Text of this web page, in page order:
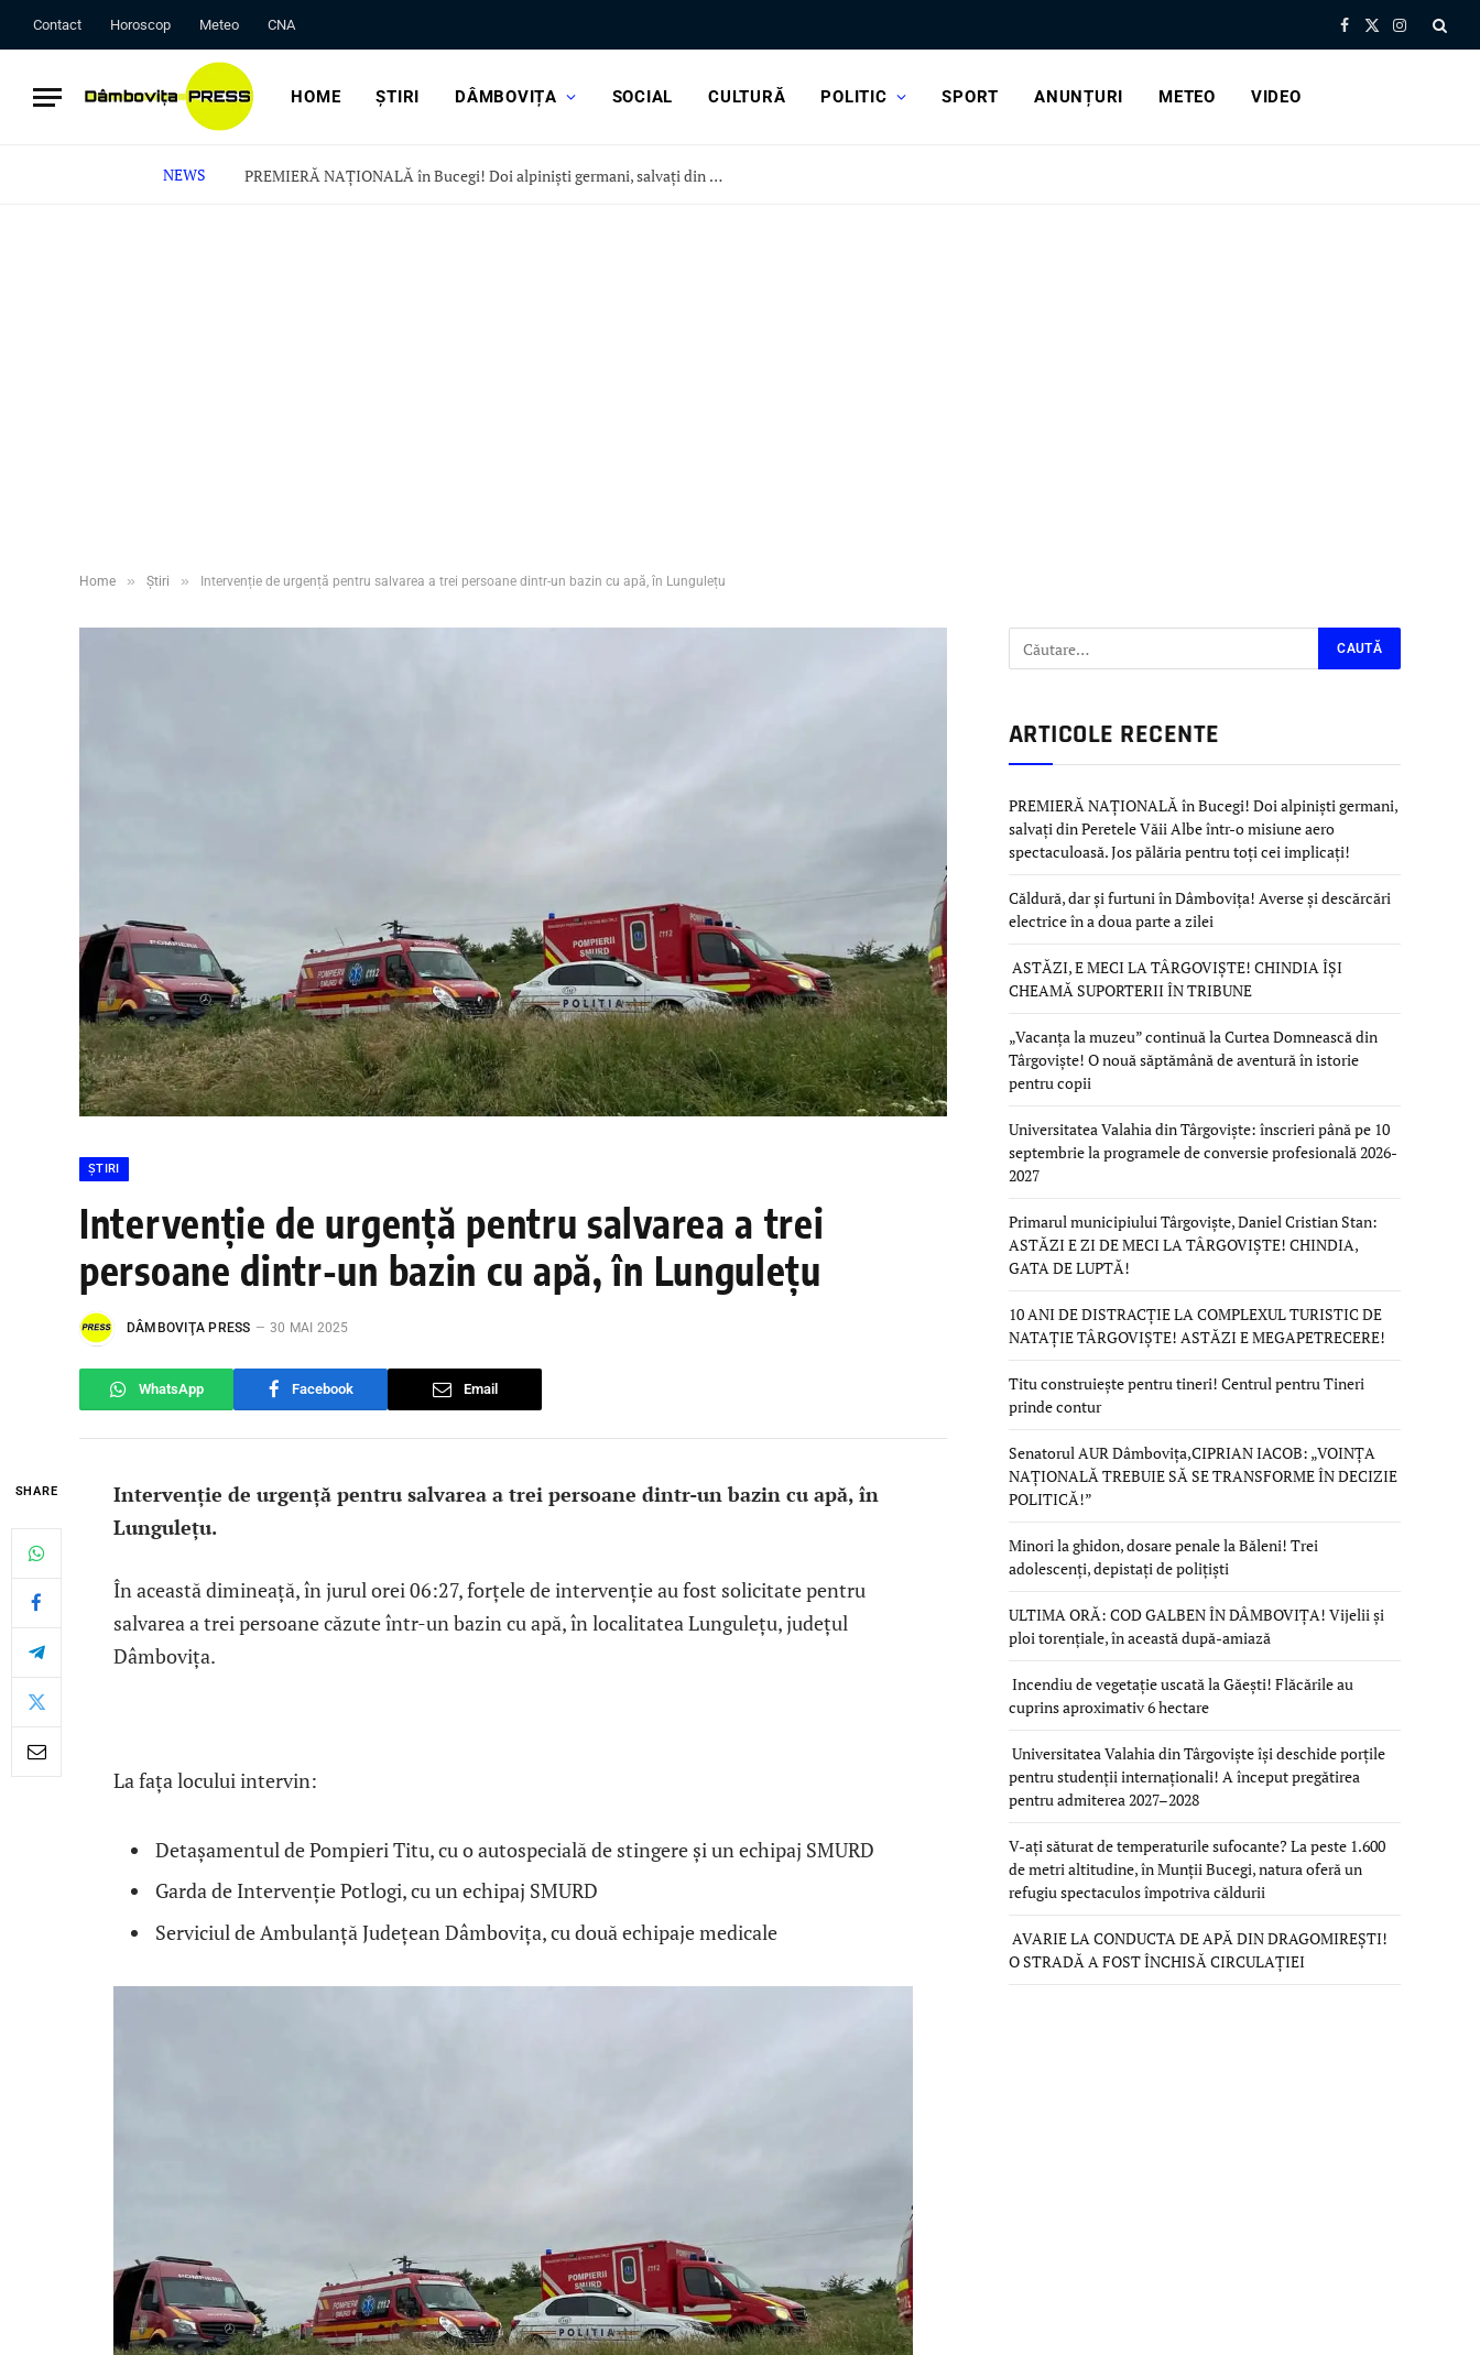
Contact Horoscop Meteo CNA Facebook
X
Instagram
HOME ȘTIRI DÂMBOVIȚA SOCIAL CULTURĂ POLITIC SPORT ANUNȚURI METEO VIDEO
NEWS PREMIERĂ NAȚIONALĂ în Bucegi! Doi alpiniști germani, salvați din Peretele Văii Albe într-o misiune aero spectaculoasă. Jos pălăria pentru toți cei implicați!
Home » Știri » Intervenție de urgență pentru salvarea a trei persoane dintr-un bazin cu apă, în Lungulețu
ȘTIRI
Intervenție de urgență pentru salvarea a trei
persoane dintr-un bazin cu apă, în Lungulețu
DÂMBOVIŢA PRESS 30 MAI 2025
WhatsApp Facebook Email
SHARE
Intervenție de urgență pentru salvarea a trei persoane dintr-un bazin cu apă, în
Lungulețu.
În această dimineață, în jurul orei 06:27, forțele de intervenție au fost solicitate pentru
salvarea a trei persoane căzute într-un bazin cu apă, în localitatea Lungulețu, județul
Dâmbovița.
La fața locului intervin:
Detașamentul de Pompieri Titu, cu o autospecială de stingere și un echipaj SMURD
Garda de Intervenție Potlogi, cu un echipaj SMURD
Serviciul de Ambulanță Județean Dâmbovița, cu două echipaje medicale
ARTICOLE RECENTE
PREMIERĂ NAȚIONALĂ în Bucegi! Doi alpiniști germani,
salvați din Peretele Văii Albe într-o misiune aero
spectaculoasă. Jos pălăria pentru toți cei implicați!
Căldură, dar și furtuni în Dâmbovița! Averse și descărcări
electrice în a doua parte a zilei
ASTĂZI, E MECI LA TÂRGOVIȘTE! CHINDIA ÎȘI
CHEAMĂ SUPORTERII ÎN TRIBUNE
„Vacanța la muzeu” continuă la Curtea Domnească din
Târgoviște! O nouă săptămână de aventură în istorie
pentru copii
Universitatea Valahia din Târgoviște: înscrieri până pe 10
septembrie la programele de conversie profesională 2026-
2027
Primarul municipiului Târgoviște, Daniel Cristian Stan:
ASTĂZI E ZI DE MECI LA TÂRGOVIȘTE! CHINDIA,
GATA DE LUPTĂ!
10 ANI DE DISTRACȚIE LA COMPLEXUL TURISTIC DE
NATAȚIE TÂRGOVIȘTE! ASTĂZI E MEGAPETRECERE!
Titu construiește pentru tineri! Centrul pentru Tineri
prinde contur
Senatorul AUR Dâmbovița,CIPRIAN IACOB: „VOINȚA
NAȚIONALĂ TREBUIE SĂ SE TRANSFORME ÎN DECIZIE
POLITICĂ!”
Minori la ghidon, dosare penale la Băleni! Trei
adolescenți, depistați de polițiști
ULTIMA ORĂ: COD GALBEN ÎN DÂMBOVIȚA! Vijelii și
ploi torențiale, în această după-amiază
Incendiu de vegetație uscată la Găești! Flăcările au
cuprins aproximativ 6 hectare
Universitatea Valahia din Târgoviște își deschide porțile
pentru studenții internaționali! A început pregătirea
pentru admiterea 2027–2028
V-ați săturat de temperaturile sufocante? La peste 1.600
de metri altitudine, în Munții Bucegi, natura oferă un
refugiu spectaculos împotriva căldurii
AVARIE LA CONDUCTA DE APĂ DIN DRAGOMIREȘTI!
O STRADĂ A FOST ÎNCHISĂ CIRCULAȚIEI